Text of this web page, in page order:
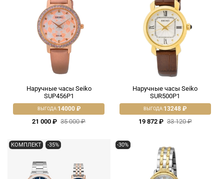
Наручные часы Seiko
SUP456P1
21 000 ₽ 35 000 ₽
ВЫГОДА:14000 ₽
Наручные часы Seiko
SUR500P1
19 872 ₽ 33 120 ₽
ВЫГОДА:13248 ₽
КОМПЛЕКТ -35% -30%